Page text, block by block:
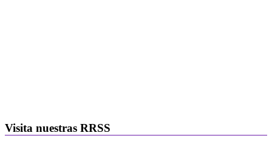
Visita nuestras RRSS